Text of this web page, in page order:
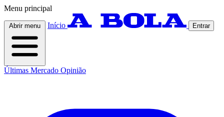
Menu principal
Abrir menu Início Entrar
Últimas Mercado Opinião